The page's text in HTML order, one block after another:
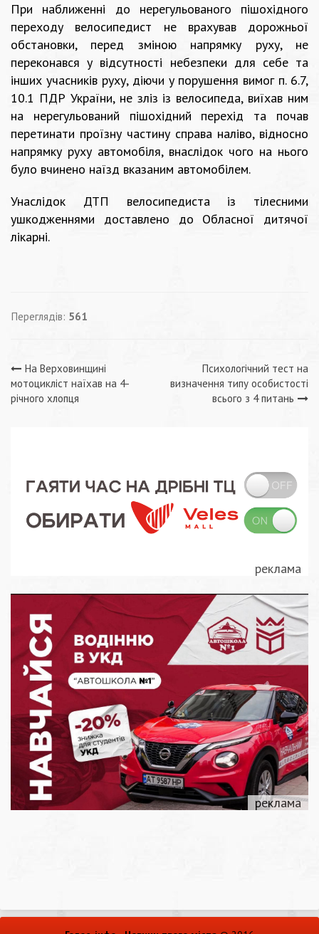
При наближенні до нерегульованого пішохідного
переходу велосипедист не врахував дорожньої
обстановки, перед зміною напрямку руху, не
переконався у відсутності небезпеки для себе та
інших учасників руху, діючи у порушення вимог п. 6.7,
10.1 ПДР України, не зліз із велосипеда, виїхав ним
на нерегульований пішохідний перехід та почав
перетинати проїзну частину справа наліво, відносно
напрямку руху автомобіля, внаслідок чого на нього
було вчинено наїзд вказаним автомобілем.
Унаслідок ДТП велосипедиста із тілесними
ушкодженнями доставлено до Обласної дитячої
лікарні.
Переглядів: 561
Навігація
записів
На Верховинщині
мотоцикліст наїхав на 4-
річного хлопця
Психологічний тест на
визначення типу особистості
всього з 4 питань